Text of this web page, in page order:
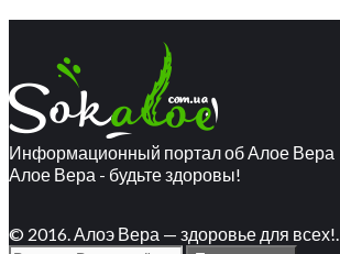
Информационный портал об Алое Вера
Алое Вера - будьте здоровы!
© 2016. Алоэ Вера — здоровье для всех!.